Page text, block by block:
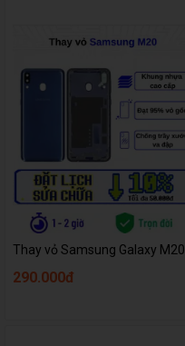
Thay vỏ Samsung Galaxy M20
290.000đ